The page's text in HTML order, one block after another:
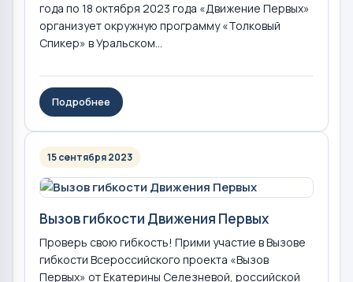
года по 18 октября 2023 года «Движение Первых»
организует окружную программу «Толковый
Спикер» в Уральском...
Подробнее
15 сентября 2023
Вызов гибкости Движения Первых
Проверь свою гибкость! Прими участие в Вызове
гибкости Всероссийского проекта «Вызов
Первых» от Екатерины Селезневой, российской